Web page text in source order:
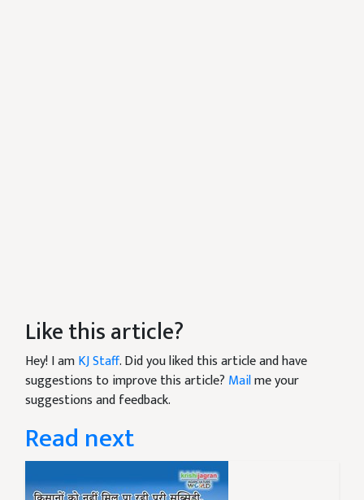
Like this article?
Hey! I amKJ Staff. Did you liked this article and have
suggestions to improve this article? Mailme your
suggestions and feedback.
Read next